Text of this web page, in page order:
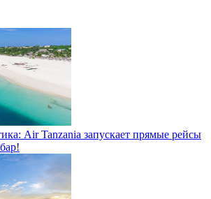
Air Tanzania запускает прямые рейсы